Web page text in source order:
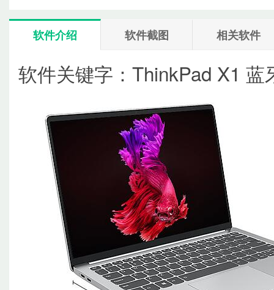
软件介绍 软件截图 相关软件
软件关键字：ThinkPad X1